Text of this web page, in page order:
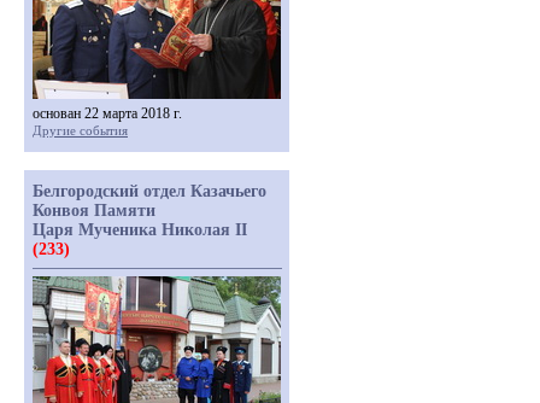
основан 22 марта 2018 г.
Другие события
Белгородский отдел Казачьего
Конвоя Памяти
Царя Мученика Николая II
(233)